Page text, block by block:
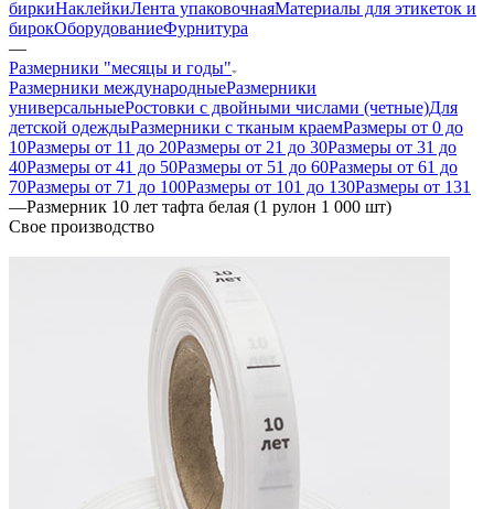
биркиНаклейкиЛента упаковочнаяМатериалы для этикеток и
бирокОборудованиеФурнитура
—
Размерники "месяцы и годы"
Размерники международныеРазмерники
универсальныеРостовки с двойными числами (четные)Для
детской одеждыРазмерники с тканым краемРазмеры от 0 до
10Размеры от 11 до 20Размеры от 21 до 30Размеры от 31 до
40Размеры от 41 до 50Размеры от 51 до 60Размеры от 61 до
70Размеры от 71 до 100Размеры от 101 до 130Размеры от 131
—Размерник 10 лет тафта белая (1 рулон 1 000 шт)
Свое производство